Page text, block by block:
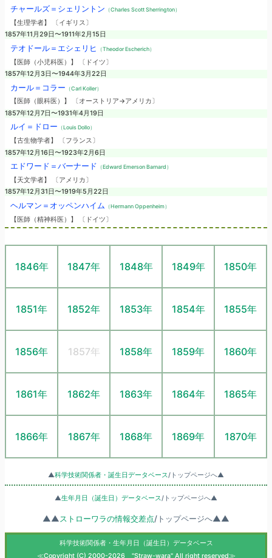
チャールズ＝シェリントン （Charles Scott Sherrington）
【生理学者】 〔イギリス〕
1857年11月29日〜1911年2月15日
テオドール＝エシェリヒ （Theodor Escherich）
【医師（小児科医）】 〔ドイツ〕
1857年12月3日〜1944年3月22日
カール＝コラー （Carl Koller）
【医師（眼科医）】 〔オーストリア→アメリカ〕
1857年12月7日〜1931年4月19日
ルイ＝ドロー （Louis Dollo）
【古生物学者】 〔フランス〕
1857年12月16日〜1923年2月6日
エドワード＝バーナード （Edward Emerson Barnard）
【天文学者】 〔アメリカ〕
1857年12月31日〜1919年5月22日
ヘルマン＝オッペンハイム （Hermann Oppenheim）
【医師（精神科医）】 〔ドイツ〕
1846年 1847年 1848年 1849年 1850年
1851年 1852年 1853年 1854年 1855年
1856年 1857年 1858年 1859年 1860年
1861年 1862年 1863年 1864年 1865年
1866年 1867年 1868年 1869年 1870年
▲科学技術関係者・誕生日データベース/トップページへ▲
▲生年月日（誕生日）データベース/トップページへ▲
▲▲ストローワラの情報交差点/トップページへ▲▲
科学技術関係者・生年月日（誕生日）データベース
≪Copyright (C) 2000-2026 "Straw-wara" All right reserved≫